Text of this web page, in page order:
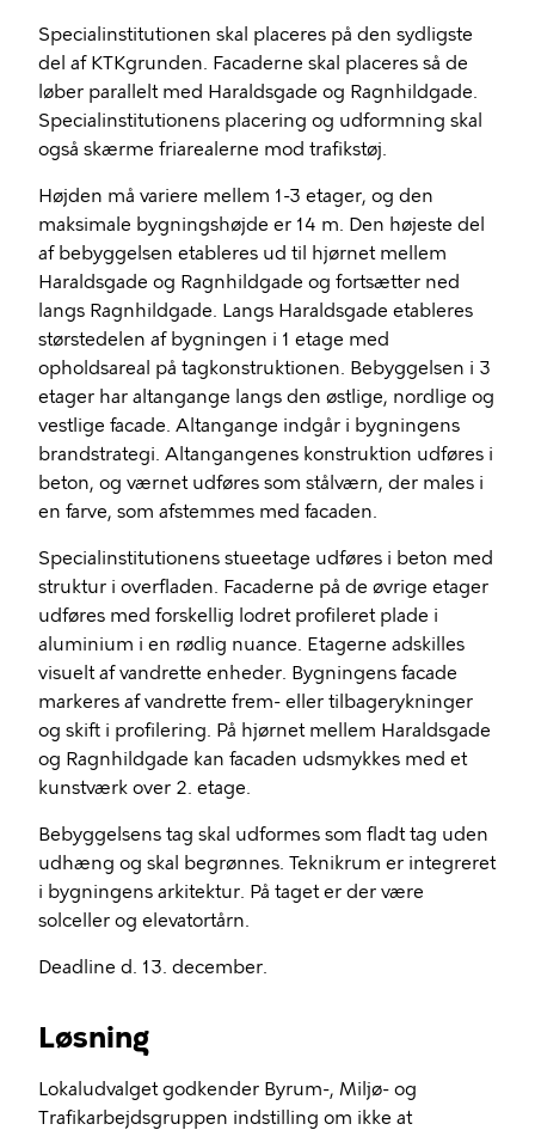
Specialinstitutionen skal placeres på den sydligste
del af KTKgrunden. Facaderne skal placeres så de
løber parallelt med Haraldsgade og Ragnhildgade.
Specialinstitutionens placering og udformning skal
også skærme friarealerne mod trafikstøj.
Højden må variere mellem 1-3 etager, og den
maksimale bygningshøjde er 14 m. Den højeste del
af bebyggelsen etableres ud til hjørnet mellem
Haraldsgade og Ragnhildgade og fortsætter ned
langs Ragnhildgade. Langs Haraldsgade etableres
størstedelen af bygningen i 1 etage med
opholdsareal på tagkonstruktionen. Bebyggelsen i 3
etager har altangange langs den østlige, nordlige og
vestlige facade. Altangange indgår i bygningens
brandstrategi. Altangangenes konstruktion udføres i
beton, og værnet udføres som stålværn, der males i
en farve, som afstemmes med facaden.
Specialinstitutionens stueetage udføres i beton med
struktur i overfladen. Facaderne på de øvrige etager
udføres med forskellig lodret profileret plade i
aluminium i en rødlig nuance. Etagerne adskilles
visuelt af vandrette enheder. Bygningens facade
markeres af vandrette frem- eller tilbagerykninger
og skift i profilering. På hjørnet mellem Haraldsgade
og Ragnhildgade kan facaden udsmykkes med et
kunstværk over 2. etage.
Bebyggelsens tag skal udformes som fladt tag uden
udhæng og skal begrønnes. Teknikrum er integreret
i bygningens arkitektur. På taget er der være
solceller og elevatortårn.
Deadline d. 13. december.
Løsning
Lokaludvalget godkender Byrum-, Miljø- og
Trafikarbejdsgruppen indstilling om ikke at